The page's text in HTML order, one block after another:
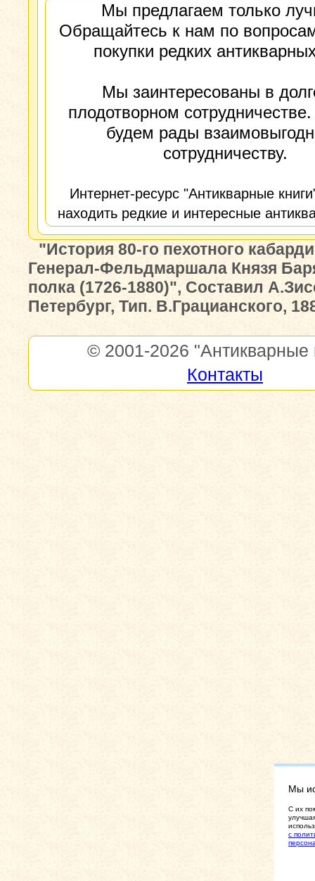
Мы предлагаем только
Обращайтесь к нам по
покупки редких
Мы заинтересованы в
плодотворном
будем рады
сотрудничеству.
Интернет-ресурс "Антикварные
находить редкие и интересные
"История 80-го пехотного
Генерал-Фельдмаршала Князя
полка (1726-1880)", Составил
Петербург, Тип. В.Грацианского,
© 2001-2026 "Антикварные
Контакты
Мы
C их
с